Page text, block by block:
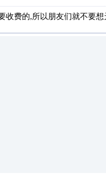
收费的,所以朋友们就不要